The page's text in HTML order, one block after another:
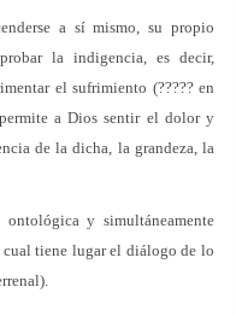
a sí mismo, su propio
la indigencia, es decir,
el sufrimiento (????? en
a Dios sentir el dolor y
de la dicha, la grandeza, la
y simultáneamente
tiene lugar el diálogo de lo